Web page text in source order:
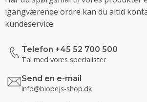
igangværende ordre kan du altid
kundeservice.
Telefon +45 52 700 500
Tal med vores specialister
Send en e-mail
info@biopejs-shop.dk